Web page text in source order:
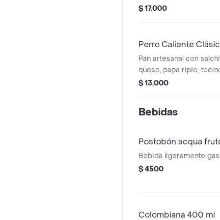
tocineta, cebolla
acompañado de
$ 17.000
Perro Caliente
Pan artesanal con
queso, papa ripio,
tártara, mostaza, tomate
$ 13.000
Bebidas
Postobón acqua
Bebida ligeramente
$ 4500
Colombiana 400 ml